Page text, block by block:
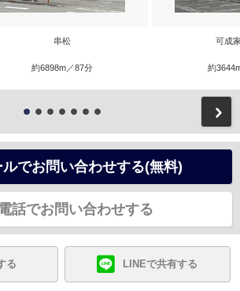
串松
約6898m／87分
可成
約
ルでお問い合わせする(無料)
電話でお問い合わせする
る LINEで共有する